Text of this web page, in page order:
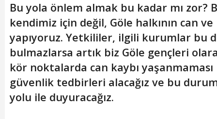
Bu yola önlem almak bu kadar mı zor?
kendimiz için değil, Göle halkının can
yapıyoruz. Yetkililer, ilgili kurumlar bu
bulmazlarsa artık biz Göle gençleri
kör noktalarda can kaybı
güvenlik tedbirleri alacağız ve bu
yolu ile duyuracağız.